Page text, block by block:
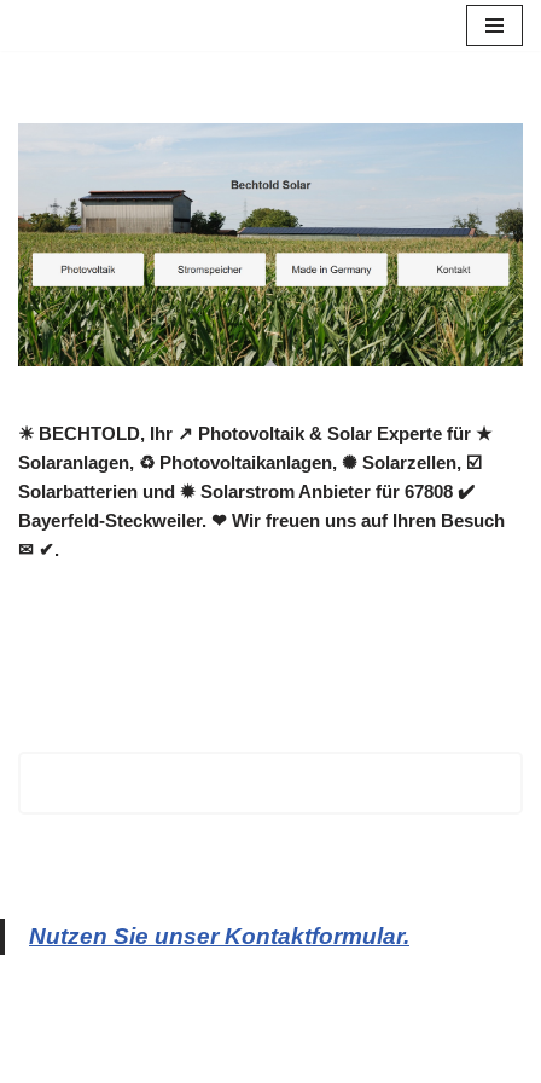
springen
☀ BECHTOLD, Ihr ↗️ Photovoltaik & Solar Experte für ★
Solaranlagen, ♻ Photovoltaikanlagen, ✺ Solarzellen, ☑️
Solarbatterien und ✹ Solarstrom Anbieter für 67808 ✔️
Bayerfeld-Steckweiler. ❤ Wir freuen uns auf Ihren Besuch
✉ ✔.
Nutzen Sie unser Kontaktformular.